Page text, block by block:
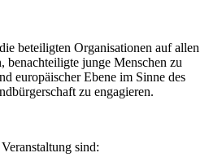
beteiligten Organisationen auf allen
benachteiligte junge Menschen zu
europäischer Ebene im Sinne des
zu engagieren.
sind: